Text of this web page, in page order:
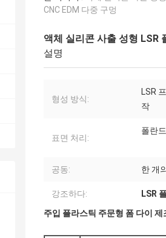
CNC EDM 다중 구멍
액체 실리콘 사출 성형 LSR
설명
형성 방식:
LSR
작
표면 처리:
폴란
공동: 한 개
강조하다: LSR
주입 플라스틱 주문형 폼 다이 제